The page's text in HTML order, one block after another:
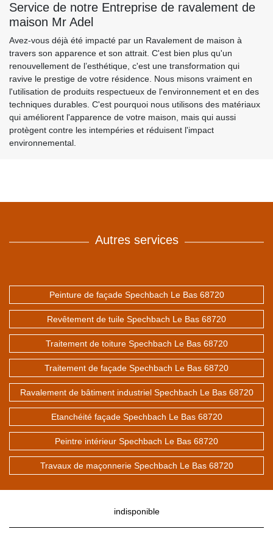
Service de notre Entreprise de ravalement de
maison Mr Adel
Avez-vous déjà été impacté par un Ravalement de maison à
travers son apparence et son attrait. C'est bien plus qu'un
renouvellement de l’esthétique, c'est une transformation qui
ravive le prestige de votre résidence. Nous misons vraiment en
l'utilisation de produits respectueux de l'environnement et en des
techniques durables. C'est pourquoi nous utilisons des matériaux
qui améliorent l'apparence de votre maison, mais qui aussi
protègent contre les intempéries et réduisent l'impact
environnemental.
Autres services
Peinture de façade Spechbach Le Bas 68720
Revêtement de tuile Spechbach Le Bas 68720
Traitement de toiture Spechbach Le Bas 68720
Traitement de façade Spechbach Le Bas 68720
Ravalement de bâtiment industriel Spechbach Le Bas 68720
Etanchéité façade Spechbach Le Bas 68720
Peintre intérieur Spechbach Le Bas 68720
Travaux de maçonnerie Spechbach Le Bas 68720
indisponible